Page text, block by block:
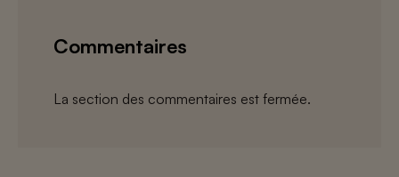
Commentaires
La section des commentaires est fermée.